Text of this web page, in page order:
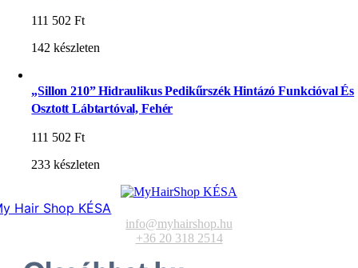
111 502Ft
142 készleten
„Sillon 210” Hidraulikus Pedikűrszék Hintázó Funkcióval És
Osztott Lábtartóval, Fehér
111 502Ft
233 készleten
Hair Shop KÉSA
info@myhairshop.hu
+36 20 318 2514